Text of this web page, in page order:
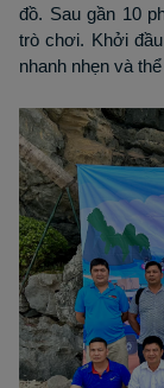
đồ. Sau gần 10
trò chơi. Khởi
nhanh nhẹn và